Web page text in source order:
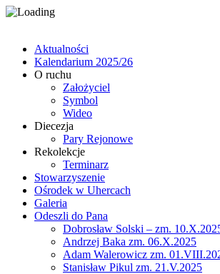
Aktualności
Kalendarium 2025/26
O ruchu
Założyciel
Symbol
Wideo
Diecezja
Pary Rejonowe
Rekolekcje
Terminarz
Stowarzyszenie
Ośrodek w Uhercach
Galeria
Odeszli do Pana
Dobrosław Solski – zm.
Andrzej Baka zm. 06.X.2025
Adam Walerowicz zm.
Stanisław Pikul zm. 21.V.2025